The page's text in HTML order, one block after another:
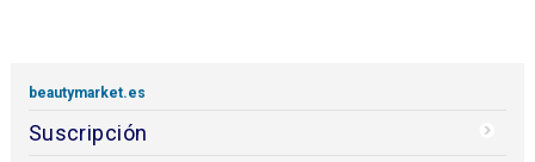
beautymarket.es
Suscripción